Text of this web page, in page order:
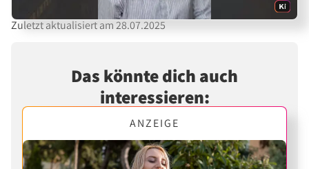
Zuletzt aktualisiert am 28.07.2025
Das könnte dich auch
interessieren:
ANZEIGE